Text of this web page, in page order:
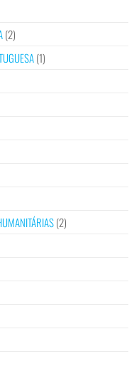
(2)
(1)
(2)